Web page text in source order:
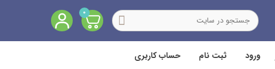
0
ورود ثبت نام حساب کاربری